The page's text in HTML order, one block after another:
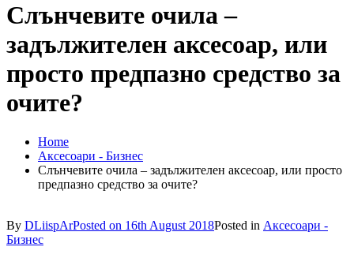
Слънчевите очила –
задължителен аксесоар, или
просто предпазно средство за
очите?
Home
Аксесоари - Бизнес
Слънчевите очила – задължителен аксесоар, или просто
предпазно средство за очите?
By DLiispArPosted on 16th August 2018Posted in Аксесоари -
Бизнес